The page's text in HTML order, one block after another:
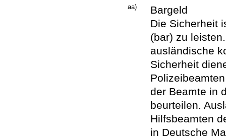
aa)
Bargeld
Die Sicherheit
(bar) zu
ausländische
Sicherheit
der Beamte in
beurteilen.
Hilfsbeamten
in Deutsche